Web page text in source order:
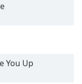
You Up